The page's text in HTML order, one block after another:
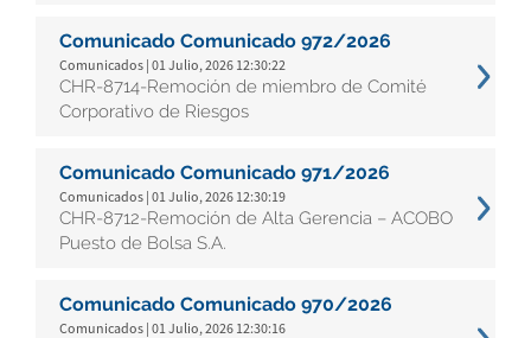
Comunicado Comunicado 972/2026
Comunicados | 01 Julio, 2026 12:30:22
CHR-8714-Remoción de miembro de Comité
Corporativo de Riesgos
Comunicado Comunicado 971/2026
Comunicados | 01 Julio, 2026 12:30:19
CHR-8712-Remoción de Alta Gerencia – ACOBO
Puesto de Bolsa S.A.
Comunicado Comunicado 970/2026
Comunicados | 01 Julio, 2026 12:30:16